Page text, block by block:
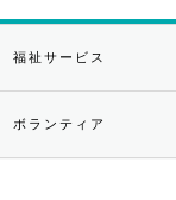
福祉サービス
ボランティア